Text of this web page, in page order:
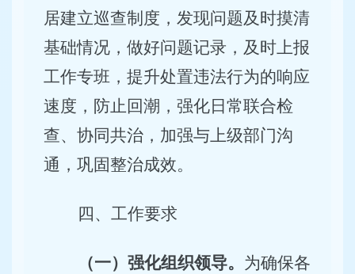
居建立巡查制度，发现问题及时摸清
基础情况，做好问题记录，及时上报
工作专班，提升处置违法行为的响应
速度，防止回潮，强化日常联合检
查、协同共治，加强与上级部门沟
通，巩固整治成效。
四、工作要求
（一）强化组织领导。 为确保各